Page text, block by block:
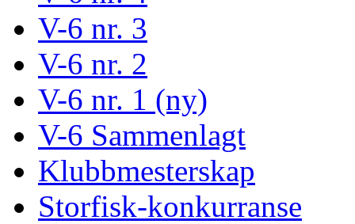
V-6 nr. 3
V-6 nr. 2
V-6 nr. 1 (ny)
V-6 Sammenlagt
Klubbmesterskap
Storfisk-konkurranse